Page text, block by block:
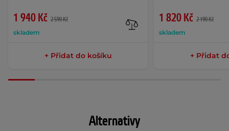
1 940 Kč 2 590 Kč
skladem
+ Přidat do košíku
1 820 Kč 2 190 Kč
skladem
+ Přidat
Alternativy